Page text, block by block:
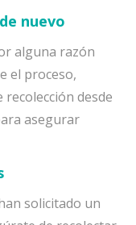
nuevo
alguna razón
el proceso,
desde
asegurar
solicitado un